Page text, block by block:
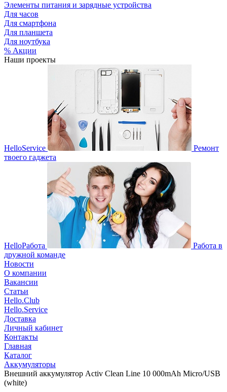
Элементы питания и зарядные устройства
Для часов
Для смартфона
Для планшета
Для ноутбука
% Акции
Наши проекты
HelloService
Ремонт
твоего гаджета
HelloРабота
Работа в
дружной команде
Новости
О компании
Вакансии
Статьи
Hello.Club
Hello.Service
Доставка
Личный кабинет
Контакты
Главная
Каталог
Аккумуляторы
Внешний аккумулятор Activ Clean Line 10 000mAh Micro/USB
(white)